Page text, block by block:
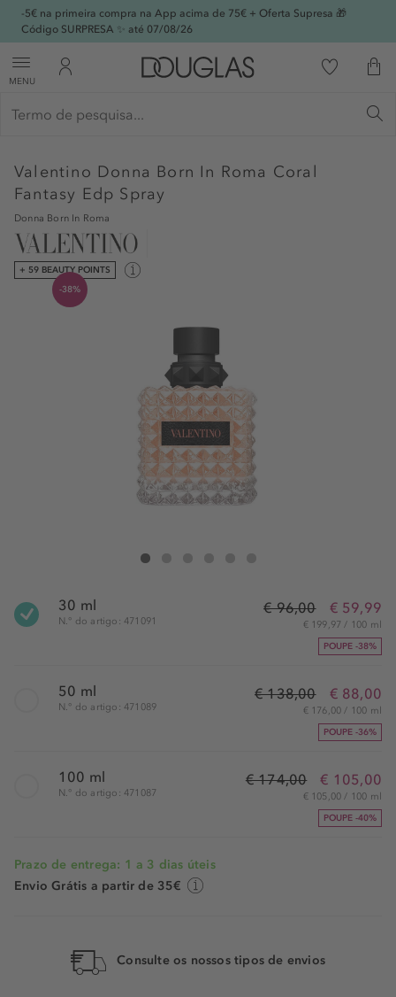
-5€ na primeira compra na App acima de 75€ + Oferta Supresa 🎁
Código SURPRESA ✨ até 07/08/26
MENU
Valentino Donna Born In Roma Coral
Fantasy Edp Spray
Donna Born In Roma
+ 59 BEAUTY POINTS
-38%
Valentino Donna Born In Roma Coral Fantasy Edp Spray
30 ml
N.° do artigo: 471091
€ 96,00 € 59,99
€ 199,97 / 100 ml
POUPE -38%
50 ml
N.° do artigo: 471089
€ 138,00 € 88,00
€ 176,00 / 100 ml
POUPE -36%
100 ml
N.° do artigo: 471087
€ 174,00 € 105,00
€ 105,00 / 100 ml
POUPE -40%
Prazo de entrega: 1 a 3 dias úteis
Envio Grátis a partir de 35€
Consulte os nossos tipos de envios